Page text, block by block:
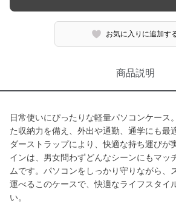
お気に入りに追加す
商品説明
日常使いにぴったりな軽量パソコンケース
た収納力を備え、外出や通勤、通学にも最
ダーストラップにより、快適な持ち運びが
インは、男女問わずどんなシーンにもマッ
ムです。パソコンをしっかり守りながら、
運べるこのケースで、快適なライフスタイ
い。